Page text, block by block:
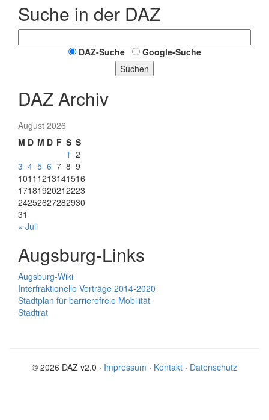
Suche in der DAZ
DAZ-Suche
Google-Suche
Suchen
DAZ Archiv
August 2026
M D M D F S S
1 2
3 4 5 6 7 8 9
1011 1213141516
17181920212223
24252627282930
31
« Juli
Augsburg-Links
Augsburg-Wiki
Interfraktionelle Verträge 2014-2020
Stadtplan für barrierefreie Mobilität
Stadtrat
© 2026 DAZ v2.0 · Impressum · Kontakt · Datenschutz